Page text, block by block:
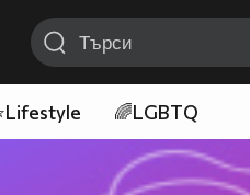
🌈LGBTQ